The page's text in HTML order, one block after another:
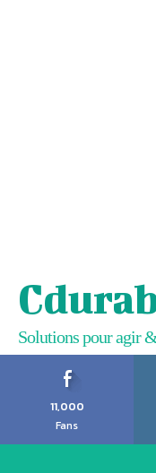
Solutions pour agir
11,000
Fans